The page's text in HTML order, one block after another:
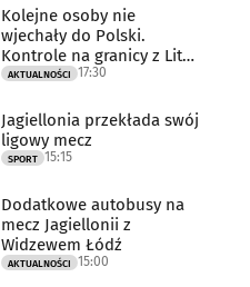
Kolejne osoby nie
wjechały do Polski.
Kontrole na granicy z Litwą
trwają
AKTUALNOŚCI 17:30
Jagiellonia przekłada swój
ligowy mecz
SPORT 15:15
Dodatkowe autobusy na
mecz Jagiellonii z
Widzewem Łódź
AKTUALNOŚCI 15:00